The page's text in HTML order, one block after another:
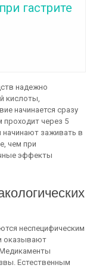
гастрите
надежно
кислоты,
начинается сразу
проходит через 5
начинают заживать в
чем при
эффекты
неспецифическим
оказывают
Естественным